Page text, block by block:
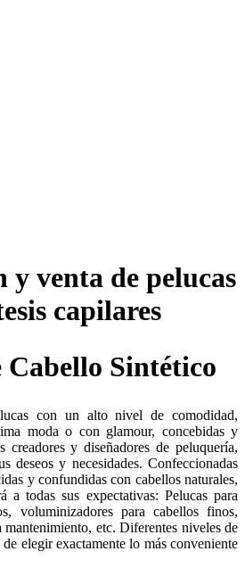
venta de pelucas
capilares
Cabello Sintético
con un alto nivel de comodidad,
moda o con glamour, concebidas y
creadores y diseñadores de peluquería,
deseos y necesidades. Confeccionadas
y confundidas con cabellos naturales,
a todas sus expectativas: Pelucas para
voluminizadores para cabellos finos,
mantenimiento, etc. Diferentes niveles de
elegir exactamente lo más conveniente